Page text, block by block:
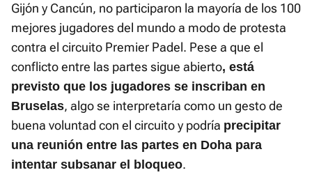
Gijón y Cancún, no participaron la mayoría de los 100
mejores jugadores del mundo a modo de protesta
contra el circuito Premier Padel. Pese a que el
conflicto entre las partes sigue abierto, está
previsto que los jugadores se inscriban en
Bruselas, algo se interpretaría como un gesto de
buena voluntad con el circuito y podría precipitar
una reunión entre las partes en Doha para
intentar subsanar el bloqueo.